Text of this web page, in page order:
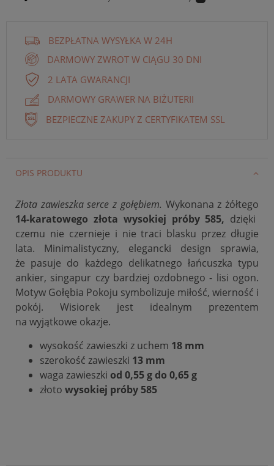
BEZPŁATNA WYSYŁKA W 24H
DARMOWY ZWROT W CIĄGU 30 DNI
2 LATA GWARANCJI
DARMOWY GRAWER NA BIŻUTERII
BEZPIECZNE ZAKUPY Z CERTYFIKATEM SSL
OPIS PRODUKTU
Złota zawieszka serce z gołębiem. Wykonana z żółtego
14-karatowego złota wysokiej próby 585, dzięki
czemu nie czernieje i nie traci blasku przez długie
lata. Minimalistyczny, elegancki design sprawia,
że pasuje do każdego delikatnego łańcuszka typu
ankier, singapur czy bardziej ozdobnego - lisi ogon.
Motyw Gołębia Pokoju symbolizuje miłość, wierność i
pokój. Wisiorek jest idealnym prezentem
na wyjątkowe okazje.
wysokość zawieszki z uchem 18 mm
szerokość zawieszki 13 mm
waga zawieszki od 0,55 g do 0,65 g
złoto wysokiej próby 585